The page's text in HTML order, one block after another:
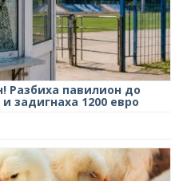
Разбиха павилион до
задигнаха 1200 евро